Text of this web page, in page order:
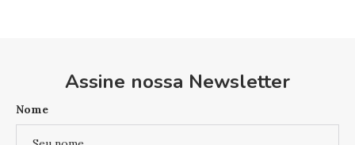
Assine nossa Newsletter
Nome